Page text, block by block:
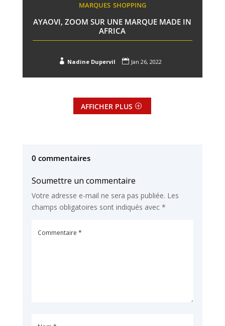
MARQUES SHOPPING
AYAOVI, ZOOM SUR UNE MARQUE MADE IN
AFRICA
 Nadine Dupervil  Jan 26, 2022
AFFICHER PLUS
0 commentaires
Soumettre un commentaire
Votre adresse e-mail ne sera pas publiée. Les
champs obligatoires sont indiqués avec *